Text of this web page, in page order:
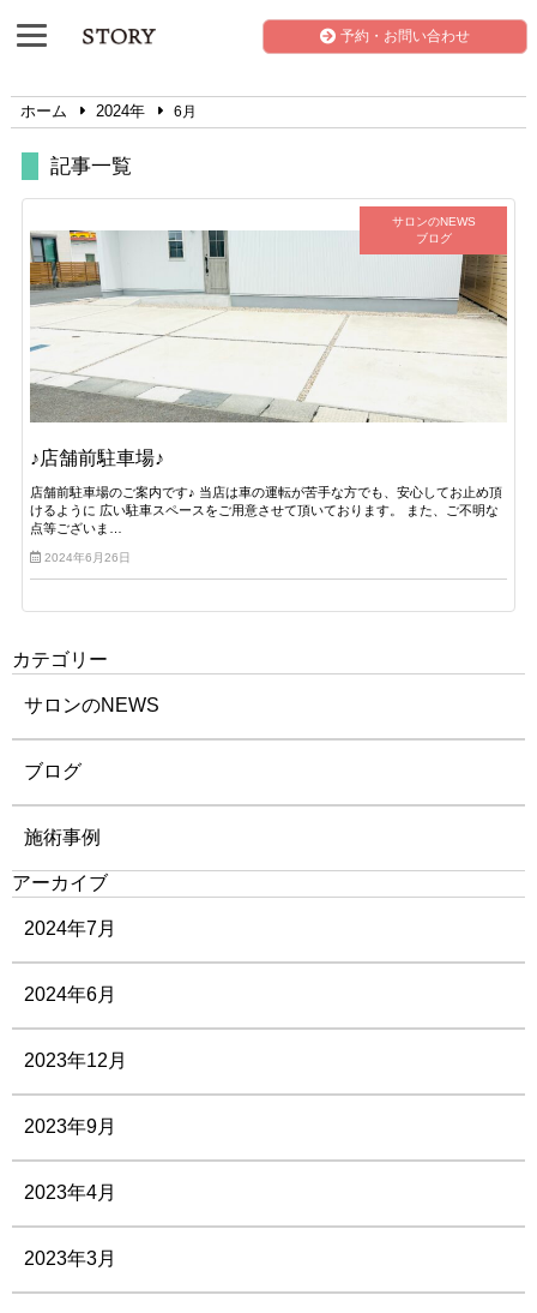
予約・お問い合わせ
ホーム 2024年 6月
記事一覧
サロンのNEWS
ブログ
♪店舗前駐車場♪
店舗前駐車場のご案内です♪ 当店は車の運転が苦手な方でも、安心してお止め頂
けるように 広い駐車スペースをご用意させて頂いております。 また、ご不明な
点等ございま…
2024年6月26日
カテゴリー
サロンのNEWS
ブログ
施術事例
アーカイブ
2024年7月
2024年6月
2023年12月
2023年9月
2023年4月
2023年3月